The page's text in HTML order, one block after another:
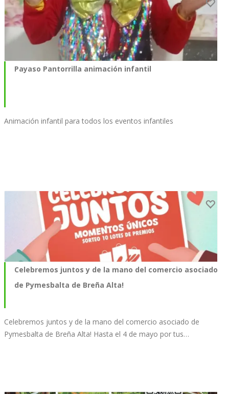
Payaso Pantorrilla animación infantil
Animación infantil para todos los eventos infantiles
Celebremos juntos y de la mano del comercio asociado
de Pymesbalta de Breña Alta!
Celebremos juntos y de la mano del comercio asociado de
Pymesbalta de Breña Alta! Hasta el 4 de mayo por tus…